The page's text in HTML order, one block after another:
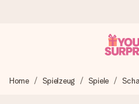
Wir bereiten dein Geschenk
Home Spielzeug Spiele